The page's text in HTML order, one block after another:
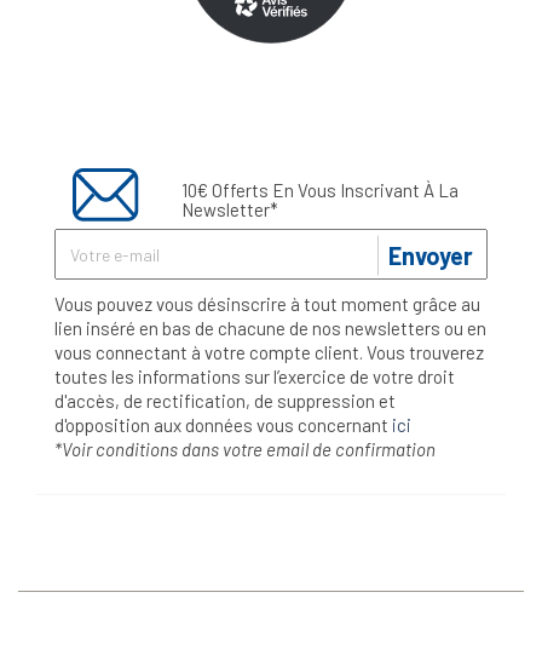
10€ Offerts En Vous Inscrivant À La
Newsletter*
Envoyer
Vous pouvez vous désinscrire à tout moment grâce au
lien inséré en bas de chacune de nos newsletters ou en
vous connectant à votre compte client. Vous trouverez
toutes les informations sur l’exercice de votre droit
d'accès, de rectification, de suppression et
d'opposition aux données vous concernant ici
*Voir conditions dans votre email de confirmation